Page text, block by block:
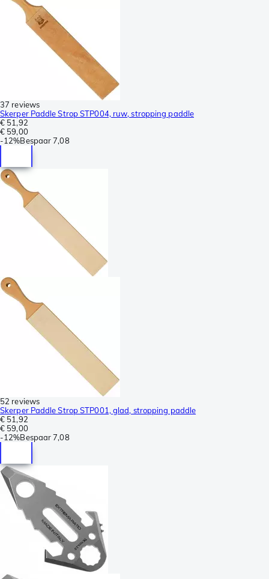
37 reviews
Skerper Paddle Strop STP004, ruw, stropping paddle
€ 51,92
€ 59,00
-12%Bespaar 7,08
52 reviews
Skerper Paddle Strop STP001, glad, stropping paddle
€ 51,92
€ 59,00
-12%Bespaar 7,08